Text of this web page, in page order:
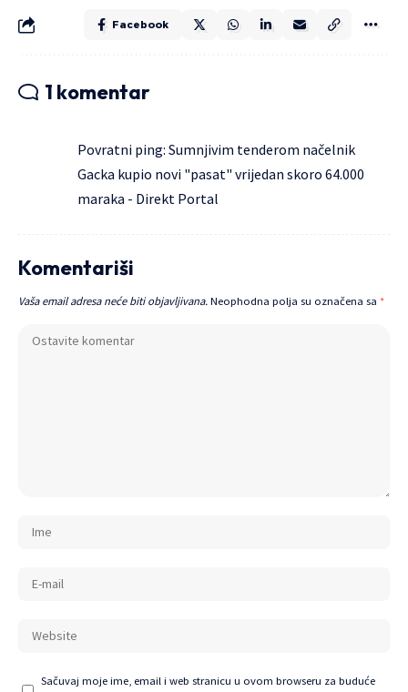
Facebook
1 komentar
Povratni ping: Sumnjivim tenderom načelnik
Gacka kupio novi "pasat" vrijedan skoro 64.000
maraka - Direkt Portal
Komentariši
Vaša email adresa neće biti objavljivana. Neophodna polja su označena sa *
Sačuvaj moje ime, email i web stranicu u ovom browseru za buduće